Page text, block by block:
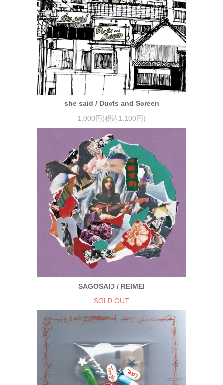
she said / Ducts and Screen
1,000円(税込1,100円)
SAGOSAID / REIMEI
SOLD OUT